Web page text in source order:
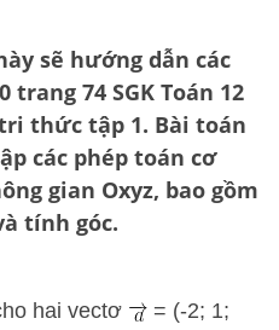
sẽ hướng dẫn các
trang 74 SGK Toán 12
thức tập 1. Bài toán
các phép toán cơ
gian Oxyz, bao gồm
tính góc.
hai vectơ
= (-2; 1;